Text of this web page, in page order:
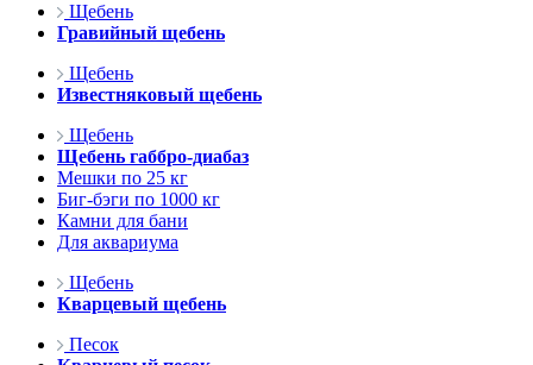
Щебень
Гравийный щебень
Щебень
Известняковый щебень
Щебень
Щебень габбро-диабаз
Мешки по 25 кг
Биг-бэги по 1000 кг
Камни для бани
Для аквариума
Щебень
Кварцевый щебень
Песок